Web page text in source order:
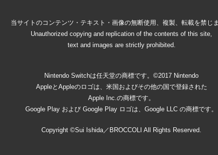
当サイトのコンテンツ・テキスト・画像の無断使用、複製、転載を禁じ
Unauthorized copying and replication of the contents of this site,
text and images are strictly prohibited.
Nintendo Switchは任天堂の商標です。©2017 Nintendo
AppleとAppleのロゴは、米国およびその他の国で登録された
Apple Inc.の商標です。
Google Play および Google Play ロゴは、Google LLC の商標です。
Copyright ©Sui Ishida／BROCCOLI All Rights Reserved.